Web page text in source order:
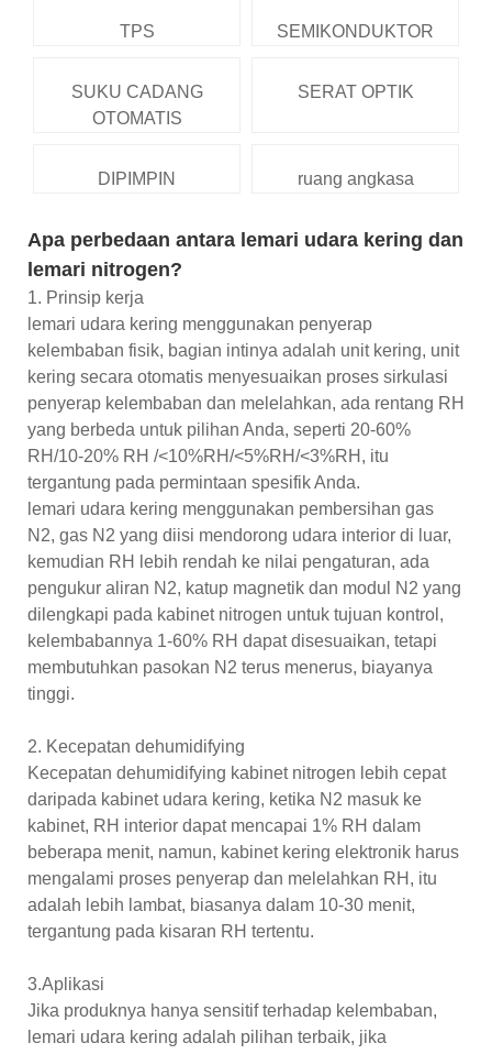
TPS SEMIKONDUKTOR
SUKU CADANG
OTOMATIS
SERAT OPTIK
DIPIMPIN ruang angkasa
Apa perbedaan antara lemari udara kering dan
lemari nitrogen?
1. Prinsip kerja
lemari udara kering menggunakan penyerap
kelembaban fisik, bagian intinya adalah unit kering, unit
kering secara otomatis menyesuaikan proses sirkulasi
penyerap kelembaban dan melelahkan, ada rentang RH
yang berbeda untuk pilihan Anda, seperti 20-60%
RH/10-20% RH /<10%RH/<5%RH/<3%RH, itu
tergantung pada permintaan spesifik Anda.
lemari udara kering menggunakan pembersihan gas
N2, gas N2 yang diisi mendorong udara interior di luar,
kemudian RH lebih rendah ke nilai pengaturan, ada
pengukur aliran N2, katup magnetik dan modul N2 yang
dilengkapi pada kabinet nitrogen untuk tujuan kontrol,
kelembabannya 1-60% RH dapat disesuaikan, tetapi
membutuhkan pasokan N2 terus menerus, biayanya
tinggi.
2. Kecepatan dehumidifying
Kecepatan dehumidifying kabinet nitrogen lebih cepat
daripada kabinet udara kering, ketika N2 masuk ke
kabinet, RH interior dapat mencapai 1% RH dalam
beberapa menit, namun, kabinet kering elektronik harus
mengalami proses penyerap dan melelahkan RH, itu
adalah lebih lambat, biasanya dalam 10-30 menit,
tergantung pada kisaran RH tertentu.
3.Aplikasi
Jika produknya hanya sensitif terhadap kelembaban,
lemari udara kering adalah pilihan terbaik, jika